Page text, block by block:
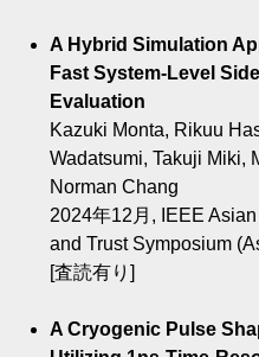
A Hybrid Simulation
Fast System-Level
Evaluation
Kazuki Monta, Rikuu
Wadatsumi, Takuji Miki,
Norman Chang
2024年12月, IEEE
and Trust Symposium
[査読有り]
A Cryogenic Pulse